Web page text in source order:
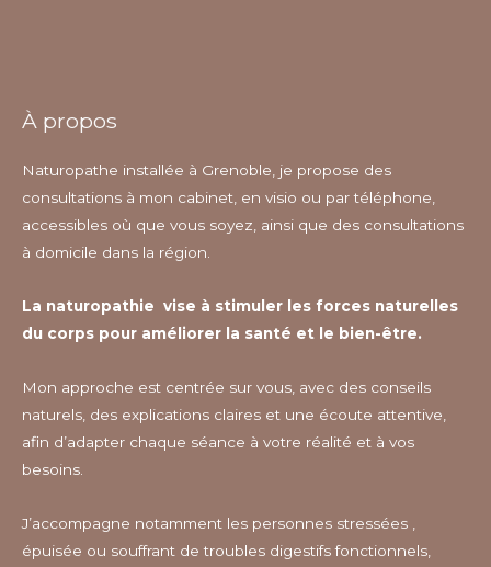
À propos
Naturopathe installée à Grenoble, je propose des
consultations à mon cabinet, en visio ou par téléphone,
accessibles où que vous soyez, ainsi que des consultations
à domicile dans la région.
La naturopathie vise à stimuler les forces naturelles
du corps pour améliorer la santé et le bien-être.
Mon approche est centrée sur vous, avec des conseils
naturels, des explications claires et une écoute attentive,
afin d’adapter chaque séance à votre réalité et à vos
besoins.
J’accompagne notamment les personnes stressées ,
épuisée ou souffrant de troubles digestifs fonctionnels,